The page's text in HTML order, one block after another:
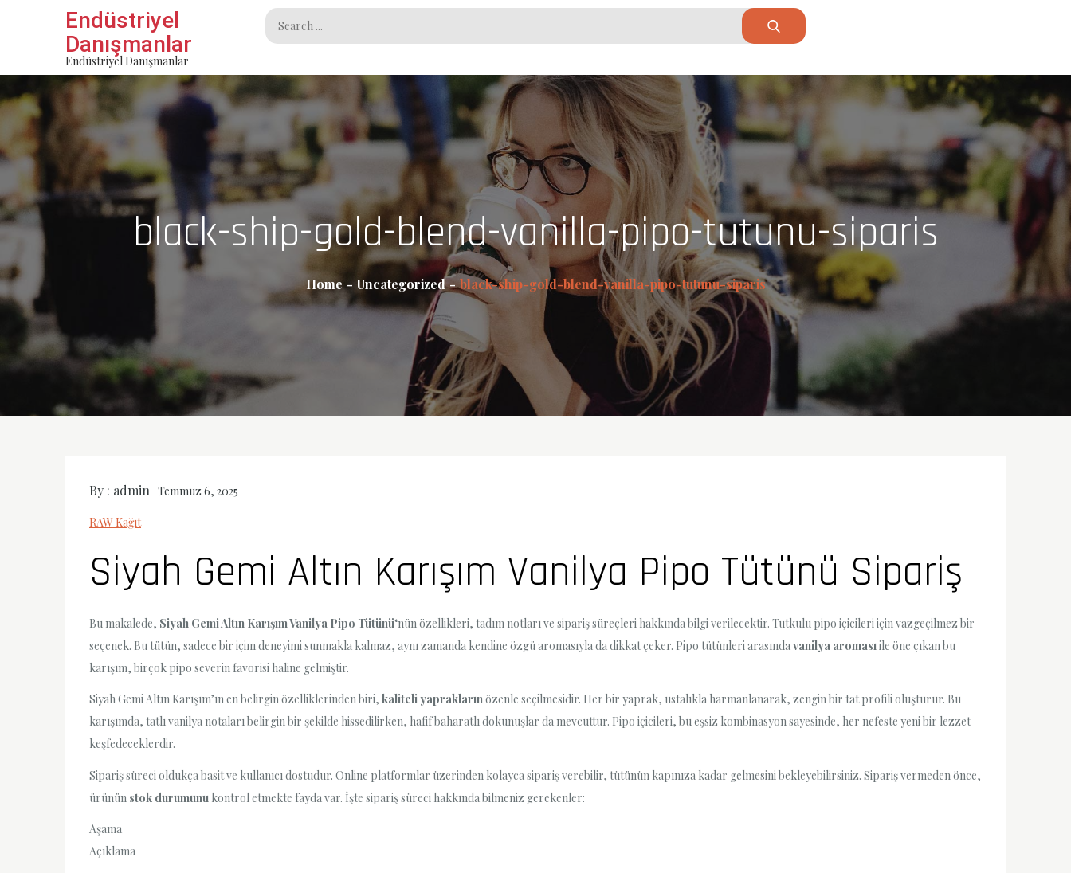
Endüstriyel
Danışmanlar
Endüstriyel Danışmanlar
Search
for:
black-ship-gold-blend-vanilla-pipo-tutunu-siparis
Home Uncategorized black-ship-gold-blend-vanilla-pipo-tutunu-siparis
By : admin Temmuz 6, 2025
RAW Kağıt
Siyah Gemi Altın Karışım Vanilya Pipo Tütünü Sipariş
Bu makalede, Siyah Gemi Altın Karışım Vanilya Pipo Tütünü‘nün özellikleri, tadım notları ve sipariş süreçleri hakkında bilgi verilecektir. Tutkulu pipo içicileri için vazgeçilmez bir
seçenek. Bu tütün, sadece bir içim deneyimi sunmakla kalmaz, aynı zamanda kendine özgü aromasıyla da dikkat çeker. Pipo tütünleri arasındavanilya aromasıile öne çıkan bu
karışım, birçok pipo severin favorisi haline gelmiştir.
Siyah Gemi Altın Karışım’ın en belirgin özelliklerinden biri, kaliteli yapraklarınözenle seçilmesidir. Her bir yaprak, ustalıkla harmanlanarak, zengin bir tat profili oluşturur. Bu
karışımda, tatlı vanilya notaları belirgin bir şekilde hissedilirken, hafif baharatlı dokunuşlar da mevcuttur. Pipo içicileri, bu eşsiz kombinasyon sayesinde, her nefeste yeni bir lezzet
keşfedeceklerdir.
Sipariş süreci oldukça basit ve kullanıcı dostudur. Online platformlar üzerinden kolayca sipariş verebilir, tütünün kapınıza kadar gelmesini bekleyebilirsiniz. Sipariş vermeden önce,
ürünün stok durumunu kontrol etmekte fayda var. İşte sipariş süreci hakkında bilmeniz gerekenler:
Aşama
Açıklama